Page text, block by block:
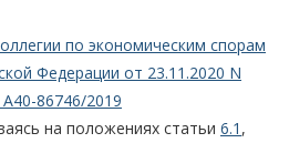
по экономическим спорам
Федерации от 23.11.2020 N
86746/2019
на положениях статьи 6.1 ,